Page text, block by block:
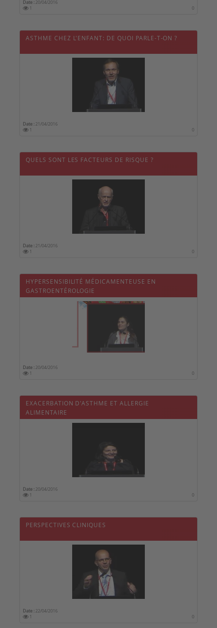
Date : 20/04/2016
1
0
ASTHME CHEZ L'ENFANT: DE QUOI PARLE-T-ON ?
Date : 21/04/2016
1
0
QUELS SONT LES FACTEURS DE RISQUE ?
Date : 21/04/2016
1
0
HYPERSENSIBILITÉ MÉDICAMENTEUSE EN
GASTROENTÉROLOGIE
Date : 20/04/2016
1
0
EXACERBATION D'ASTHME ET ALLERGIE
ALIMENTAIRE
Date : 20/04/2016
1
0
PERSPECTIVES CLINIQUES
Date : 22/04/2016
1
0